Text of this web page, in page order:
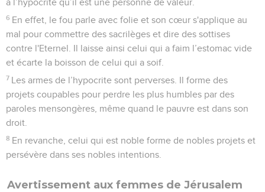
à l’hypocrite qu’il est une personne de valeur.
6 En effet, le fou parle avec folie et son cœur s'applique au
mal pour commettre des sacrilèges et dire des sottises
contre l'Eternel. Il laisse ainsi celui qui a faim l’estomac vide
et écarte la boisson de celui qui a soif.
7 Les armes de l’hypocrite sont perverses. Il forme des
projets coupables pour perdre les plus humbles par des
paroles mensongères, même quand le pauvre est dans son
droit.
8 En revanche, celui qui est noble forme de nobles projets et
persévère dans ses nobles intentions.
Avertissement aux femmes de Jérusalem